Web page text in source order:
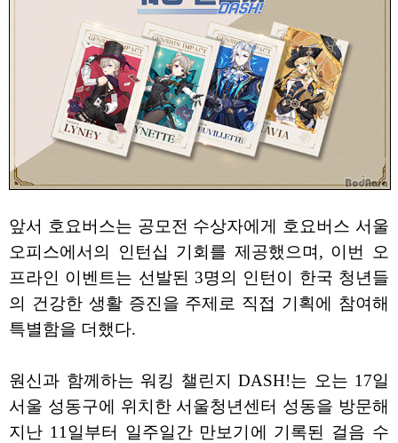
앞서 호요버스는 공모전 수상자에게 호요버스 서울
오피스에서의 인턴십 기회를 제공했으며, 이번 오
프라인 이벤트는 선발된 3명의 인턴이 한국 청년들
의 건강한 생활 증진을 주제로 직접 기획에 참여해
특별함을 더했다.
원신과 함께하는 워킹 챌린지 DASH!는 오는 17일
서울 성동구에 위치한 서울청년센터 성동을 방문해
지난 11일부터 일주일간 만보기에 기록된 걸음 수